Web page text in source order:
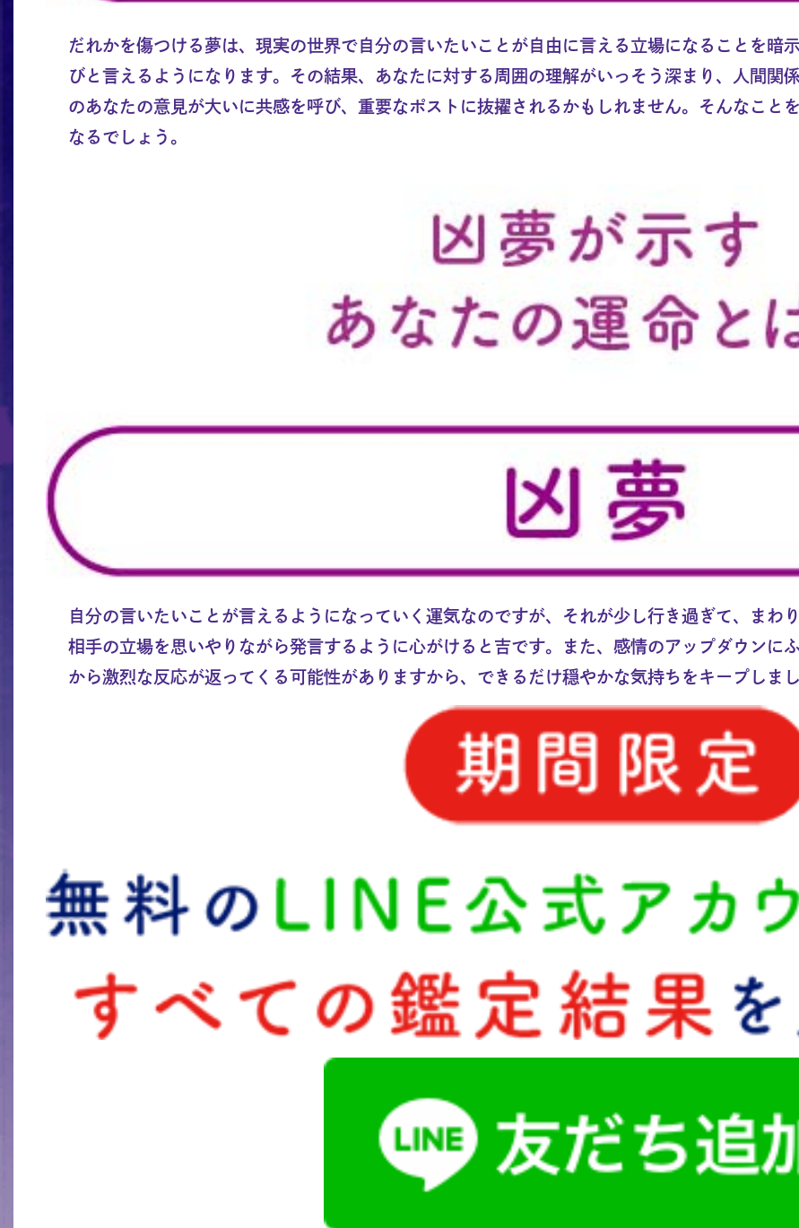
だれかを傷つける夢は、現実の世界で自分の言いたいことが自由に言える立場になることを暗
びと言えるようになります。その結果、あなたに対する周囲の理解がいっそう深まり、人間関
のあなたの意見が大いに共感を呼び、重要なポストに抜擢されるかもしれません。そんなこと
なるでしょう。
自分の言いたいことが言えるようになっていく運気なのですが、それが少し行き過ぎて、まわ
相手の立場を思いやりながら発言するように心がけると吉です。また、感情のアップダウンに
から激烈な反応が返ってくる可能性がありますから、できるだけ穏やかな気持ちをキープしまし